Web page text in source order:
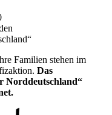
Familien stehen im
Das
Norddeutschland“